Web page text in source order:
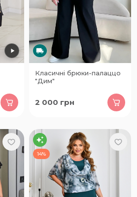
Класичні брюки-палаццо
"Дим"
2 000 грн
14%